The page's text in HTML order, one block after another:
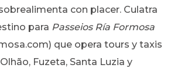
con placer. Culatra
para Passeios Ría Formosa
que opera tours y taxis
Fuzeta, Santa Luzia y